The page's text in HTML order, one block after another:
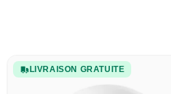
LIVRAISON GRATUITE